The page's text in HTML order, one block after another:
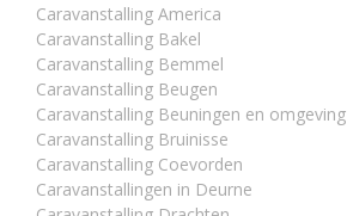
Caravanstalling America
Caravanstalling Bakel
Caravanstalling Bemmel
Caravanstalling Beugen
Caravanstalling Beuningen en omgeving
Caravanstalling Bruinisse
Caravanstalling Coevorden
Caravanstallingen in Deurne